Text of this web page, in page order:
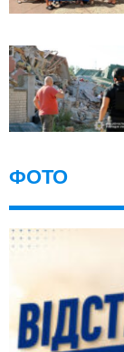
ФОТО